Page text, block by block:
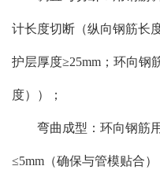
计长度切断（纵向钢筋长
护层厚度≥25mm；环向钢
度））；
弯曲成型：环向钢筋用
≤5mm（确保与管模贴合